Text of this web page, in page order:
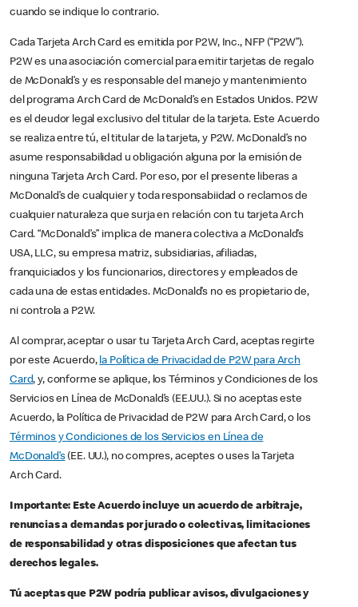
cuando se indique lo contrario.
Cada Tarjeta Arch Card es emitida por P2W, Inc., NFP (“P2W”).
P2W es una asociación comercial para emitir tarjetas de regalo
de McDonald’s y es responsable del manejo y mantenimiento
del programa Arch Card de McDonald’s en Estados Unidos. P2W
es el deudor legal exclusivo del titular de la tarjeta. Este Acuerdo
se realiza entre tú, el titular de la tarjeta, y P2W. McDonald’s no
asume responsabilidad u obligación alguna por la emisión de
ninguna Tarjeta Arch Card. Por eso, por el presente liberas a
McDonald’s de cualquier y toda responsabiidad o reclamos de
cualquier naturaleza que surja en relación con tu tarjeta Arch
Card. “McDonald’s” implica de manera colectiva a McDonald’s
USA, LLC, su empresa matriz, subsidiarias, afiliadas,
franquiciados y los funcionarios, directores y empleados de
cada una de estas entidades. McDonald’s no es propietario de,
ni controla a P2W.
Al comprar, aceptar o usar tu Tarjeta Arch Card, aceptas regirte
por este Acuerdo, la Política de Privacidad de P2W para Arch
Card, y, conforme se aplique, los Términos y Condiciones de los
Servicios en Línea de McDonald’s (EE.UU.). Si no aceptas este
Acuerdo, la Política de Privacidad de P2W para Arch Card, o los
Términos y Condiciones de los Servicios en Línea de
McDonald’s(EE. UU.), no compres, aceptes o uses la Tarjeta
Arch Card.
Importante: Este Acuerdo incluye un acuerdo de arbitraje,
renuncias a demandas por jurado o colectivas, limitaciones
de responsabilidad y otras disposiciones que afectan tus
derechos legales.
Tú aceptas que P2W podría publicar avisos, divulgaciones y